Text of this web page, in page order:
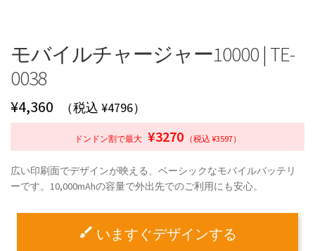
モバイルチャージャー10000 | TE-
0038
¥4,360 （税込 ¥4796）
ドンドン割で最大 ¥3270 （税込 ¥3597）
広い印刷面でデザインが映える、ベーシックなモバイルバッテリ
ーです。10,000mAhの容量で外出先でのご利用にも安心。
いますぐデザインする